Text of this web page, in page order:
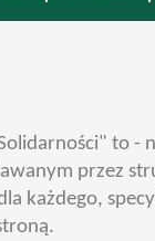
to
przez
każdego,